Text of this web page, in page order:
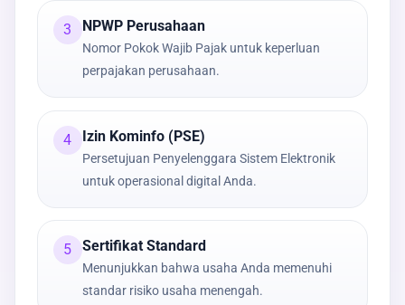
3 NPWP Perusahaan
Nomor Pokok Wajib Pajak untuk keperluan
perpajakan perusahaan.
4 Izin Kominfo (PSE)
Persetujuan Penyelenggara Sistem Elektronik
untuk operasional digital Anda.
5 Sertifikat Standard
Menunjukkan bahwa usaha Anda memenuhi
standar risiko usaha menengah.